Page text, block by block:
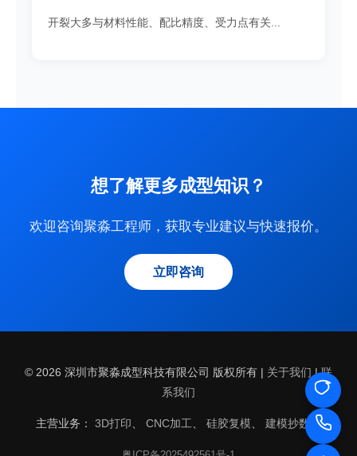
开裂大多与材料性能、配比精度、受力点有关...
想了解更多成型知识？
欢迎咨询聚淼工程师，获取专业建议与快速报价。
立即咨询
© 2026 深圳市聚淼成型科技有限公司 版权所有 | 关于我们|联
系我们
主营业务： 3D打印 CNC加工 硅胶复模 建模抄数 、